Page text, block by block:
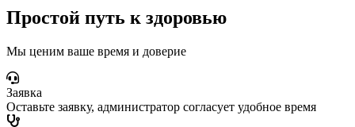
Простой путь к здоровью
Мы ценим ваше время и доверие
Заявка
Оставьте заявку, администратор согласует удобное время